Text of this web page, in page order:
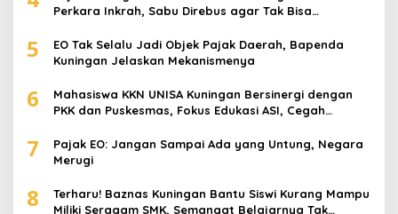
Perkara Inkrah, Sabu Direbus agar Tak Bisa
5
EO Tak Selalu Jadi Objek Pajak Daerah, Bapenda
Kuningan Jelaskan Mekanismenya
6
Mahasiswa KKN UNISA Kuningan Bersinergi dengan
PKK dan Puskesmas, Fokus Edukasi ASI, Cegah
7
Pajak EO: Jangan Sampai Ada yang Untung, Negara
Merugi
8
Terharu! Baznas Kuningan Bantu Siswi Kurang Mampu
Miliki Seragam SMK, Semangat Belajarnya Tak